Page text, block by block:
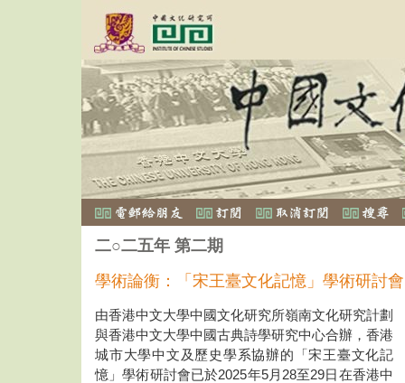
二○二五年 第二期
學術論衡：「宋王臺文化記憶」學術研討會
由香港中文大學中國文化研究所嶺南文化研究計劃
與香港中文大學中國古典詩學研究中心合辦，香港
城市大學中文及歷史學系協辦的「宋王臺文化記
憶」學術研討會已於2025年5月28至29日在香港中